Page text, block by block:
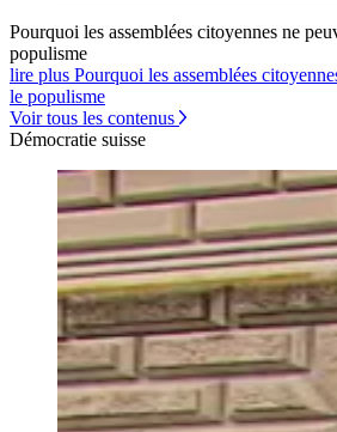
Pourquoi les assemblées citoyennes ne
populisme
lire plus Pourquoi les assemblées
le populisme
Voir tous les contenus
Démocratie suisse